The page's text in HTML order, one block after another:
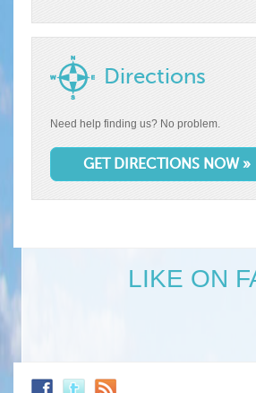
Directions
Need help finding us? No problem.
GET DIRECTIONS NOW »
LIKE ON